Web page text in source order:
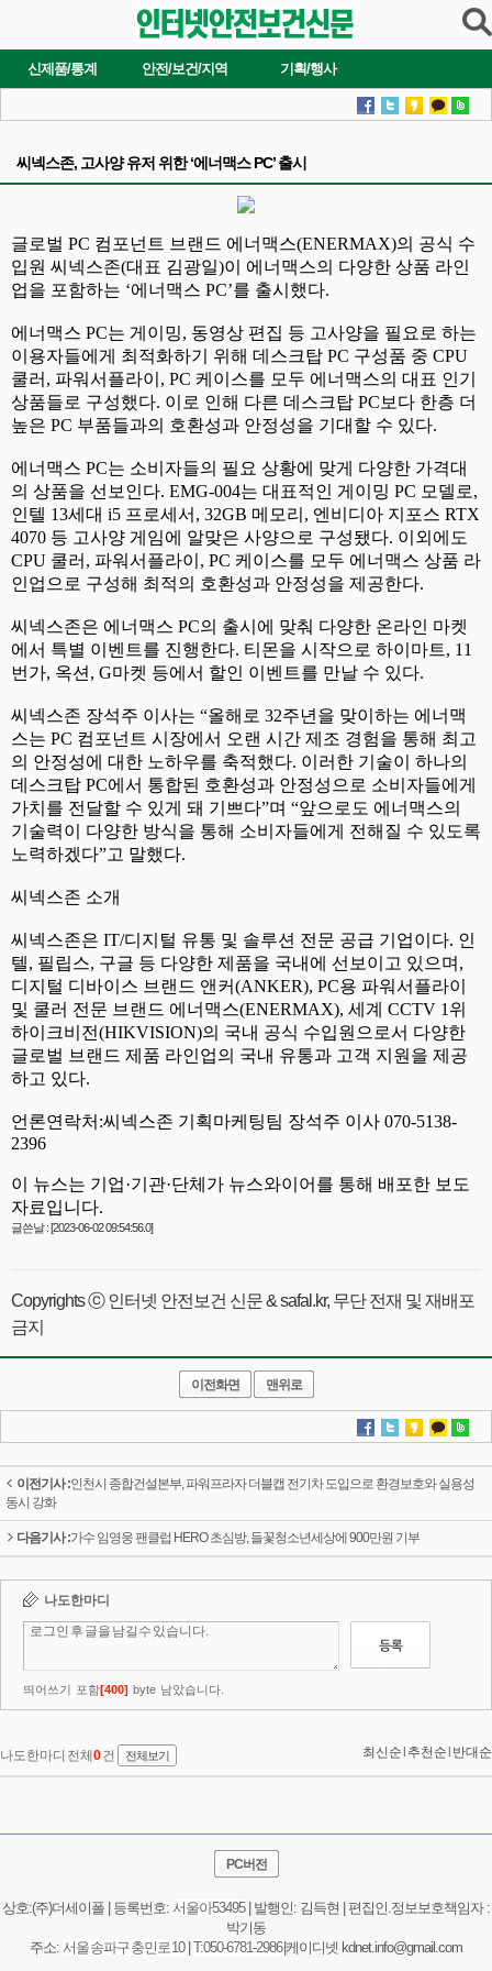
신제품/통계 안전/보건/지역 기획/행사
씨넥스존, 고사양 유저 위한 ‘에너맥스 PC’ 출시
글쓴날 : [2023-06-02 09:54:56.0]
Copyrights ⓒ 인터넷 안전보건 신문 & safal.kr, 무단 전재 및 재배포
금지
이전화면 맨위로
이전기사 :인천시 종합건설본부, 파워프라자 더블캡 전기차 도입으로 환경보호와 실용성
동시 강화
다음기사 :가수 임영웅 팬클럽 HERO 초심방, 들꽃청소년세상에 900만원 기부
PC버전
상호:(주)더세이폴 | 등록번호: 서울아53495| 발행인: 김득현 | 편집인.정보보호책임자 :
박기동
주소: 서울 송파구 충민로 10| T:050-6781-2986|케이디넷 kdnet.info@gmail.com